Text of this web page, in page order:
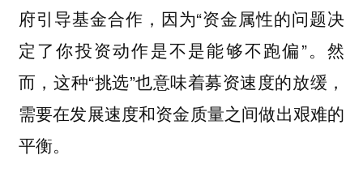
府引导基金合作，因为“资金属性的问题决
定了你投资动作是不是能够不跑偏”。然
而，这种“挑选”也意味着募资速度的放缓，
需要在发展速度和资金质量之间做出艰难的
平衡。